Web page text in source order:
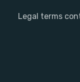
Legal terms